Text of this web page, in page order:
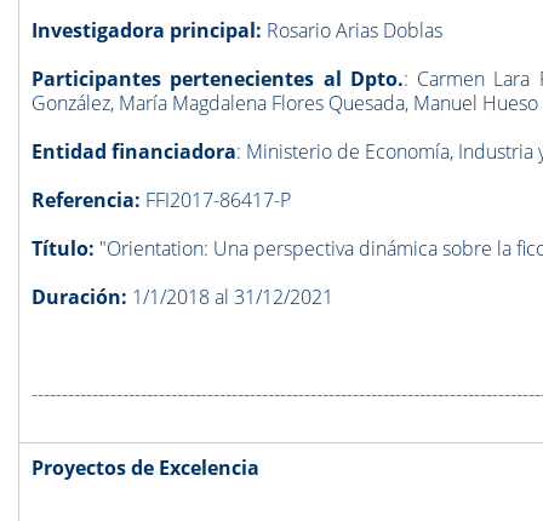
Investigadora principal: Rosario Arias Doblas
Participantes pertenecientes al Dpto.: Carmen Lara
González, María Magdalena Flores Quesada, Manuel Hueso
Entidad financiadora: Ministerio de Economía, Industria
Referencia: FFI2017-86417-P
Título: "Orientation: Una perspectiva dinámica sobre la
Duración: 1/1/2018 al 31/12/2021
Proyectos de Excelencia